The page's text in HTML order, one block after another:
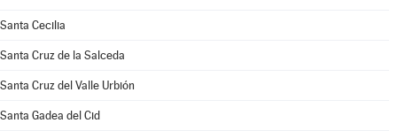
Santa Cecilia
Santa Cruz de la Salceda
Santa Cruz del Valle Urbión
Santa Gadea del Cid